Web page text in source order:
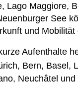
Lago Maggiore,
See
und Mobilität
Aufenthalte
Bern, Basel,
Neuchâtel und